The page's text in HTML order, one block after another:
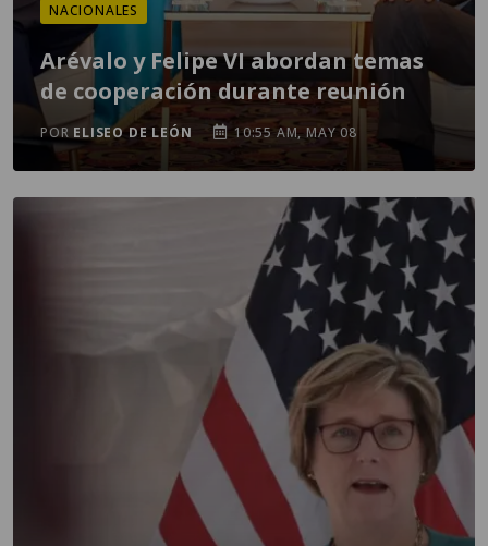
NACIONALES
Arévalo y Felipe VI abordan temas
de cooperación durante reunión
POR ELISEO DE LEÓN 10:55 AM, MAY 08